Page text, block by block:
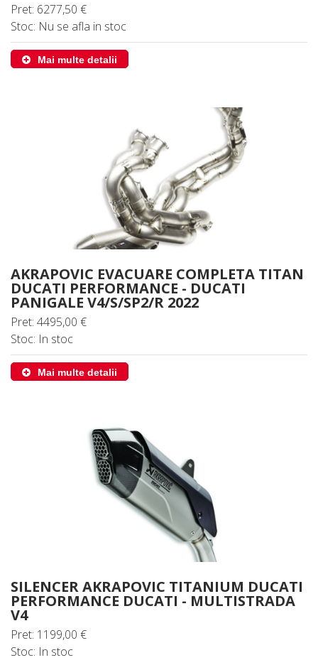
Pret: 6277,50 €
Stoc: Nu se afla in stoc
Mai multe detalii
AKRAPOVIC EVACUARE COMPLETA TITAN
DUCATI PERFORMANCE - DUCATI
PANIGALE V4/S/SP2/R 2022
Pret: 4495,00 €
Stoc: In stoc
Mai multe detalii
SILENCER AKRAPOVIC TITANIUM DUCATI
PERFORMANCE DUCATI - MULTISTRADA
V4
Pret: 1199,00 €
Stoc: In stoc